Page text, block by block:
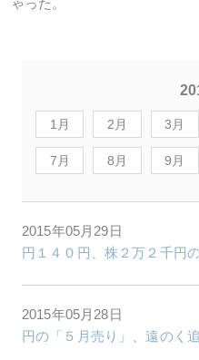
ゃった。
1月 2月 3月
7月 8月 9月
2015年05月29日
円１４０円、株２万２千円
2015年05月28日
円の「５月売り」、遠のく